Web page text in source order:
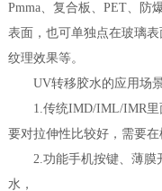
Pmma、复合板、PET、防
表面，也可单独点在玻璃
纹理效果等。
UV转移胶水的应用场景
1.传统IMD/IML/IMR里
要对拉伸性比较好，需要
2.功能手机按键、薄膜
水，